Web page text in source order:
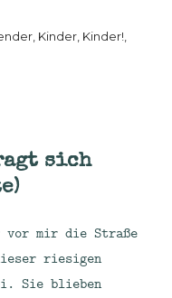
, Kinder, Kinder!,
sich
vor mir die Straße
riesigen
Sie blieben